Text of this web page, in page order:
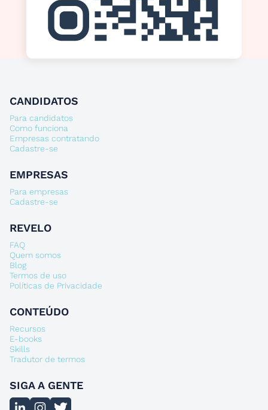
CANDIDATOS
Para candidatos
Como funciona
Empresas contratando
Cadastre-se
EMPRESAS
Para empresas
Cadastre-se
REVELO
FAQ
Quem somos
Blog
Termos de uso
Políticas de Privacidade
CONTEÚDO
Recursos
E-books
Skills
Tradutor de termos
SIGA A GENTE